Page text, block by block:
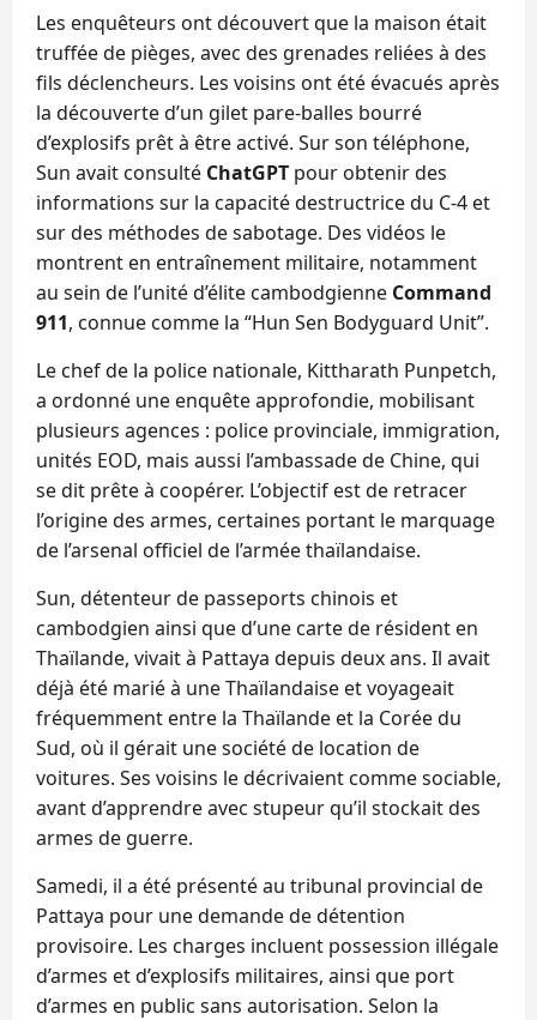
Les enquêteurs ont découvert que la maison était
truffée de pièges, avec des grenades reliées à des
fils déclencheurs. Les voisins ont été évacués après
la découverte d’un gilet pare‑balles bourré
d’explosifs prêt à être activé. Sur son téléphone,
Sun avait consulté ChatGPT pour obtenir des
informations sur la capacité destructrice du C‑4 et
sur des méthodes de sabotage. Des vidéos le
montrent en entraînement militaire, notamment
au sein de l’unité d’élite cambodgienne Command
911, connue comme la “Hun Sen Bodyguard Unit”.
Le chef de la police nationale, Kittharath Punpetch,
a ordonné une enquête approfondie, mobilisant
plusieurs agences : police provinciale, immigration,
unités EOD, mais aussi l’ambassade de Chine, qui
se dit prête à coopérer. L’objectif est de retracer
l’origine des armes, certaines portant le marquage
de l’arsenal officiel de l’armée thaïlandaise.
Sun, détenteur de passeports chinois et
cambodgien ainsi que d’une carte de résident en
Thaïlande, vivait à Pattaya depuis deux ans. Il avait
déjà été marié à une Thaïlandaise et voyageait
fréquemment entre la Thaïlande et la Corée du
Sud, où il gérait une société de location de
voitures. Ses voisins le décrivaient comme sociable,
avant d’apprendre avec stupeur qu’il stockait des
armes de guerre.
Samedi, il a été présenté au tribunal provincial de
Pattaya pour une demande de détention
provisoire. Les charges incluent possession illégale
d’armes et d’explosifs militaires, ainsi que port
d’armes en public sans autorisation. Selon la